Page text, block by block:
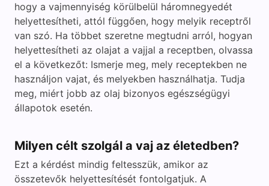
hogy a vajmennyiség körülbelül háromnegyedét
helyettesítheti, attól függően, hogy melyik receptről
van szó. Ha többet szeretne megtudni arról, hogyan
helyettesítheti az olajat a vajjal a receptben, olvassa
el a következőt: Ismerje meg, mely receptekben ne
használjon vajat, és melyekben használhatja. Tudja
meg, miért jobb az olaj bizonyos egészségügyi
állapotok esetén.
Milyen célt szolgál a vaj az életedben?
Ezt a kérdést mindig feltesszük, amikor az
összetevők helyettesítését fontolgatjuk. A